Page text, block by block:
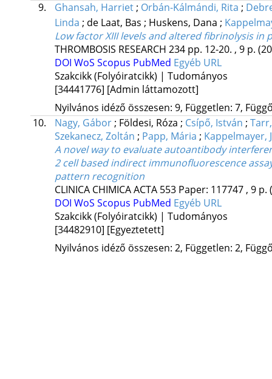
9.
Ghansah, Harriet ; Orbán-Kálmándi, Rita ;
Linda ; de Laat, Bas ; Huskens, Dana ;
Low factor XIII levels and altered fibrinolysis
THROMBOSIS RESEARCH 234 pp. 12-20. , 9 p.
DOI WoS Scopus PubMed Egyéb URL
Szakcikk (Folyóiratcikk) | Tudományos
[34441776] [Admin láttamozott]
Nyilvános idéző összesen: 9, Független: 7,
10.
Nagy, Gábor; Földesi, Róza ; Csípő, István ;
Szekanecz, Zoltán ; Papp, Mária ; Kappelmayer,
A novel way to evaluate autoantibody
2 cell based indirect immunofluorescence
pattern recognition
CLINICA CHIMICA ACTA 553 Paper: 117747 , 9 p.
DOI WoS Scopus PubMed Egyéb URL
Szakcikk (Folyóiratcikk) | Tudományos
[34482910] [Egyeztetett]
Nyilvános idéző összesen: 2, Független: 2,